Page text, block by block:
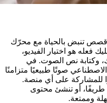
قصص تنبض بالحياة مع محرّك
فعله هو اختيار الفيديو،
وكتابة نص الصوت. في
صوتًا طبيعيًا متزامنًا
للمشاركة على أي منصة.
أو تنشئ محتوى
وممتعة.